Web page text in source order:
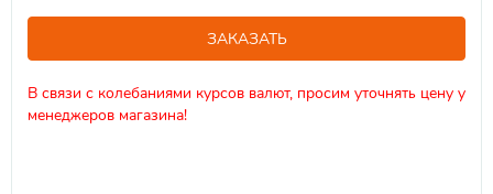
ЗАКАЗАТЬ
В связи с колебаниями курсов валют, просим уточнять цену у
менеджеров магазина!